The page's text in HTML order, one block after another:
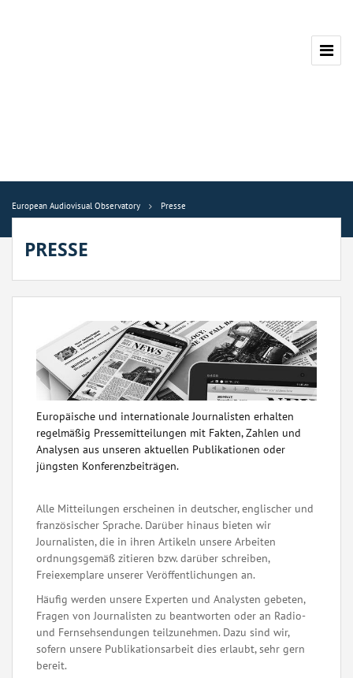
European Audiovisual Observatory Presse
PRESSE
Europäische und internationale Journalisten erhalten
regelmäßig Pressemitteilungen mit Fakten, Zahlen und
Analysen aus unseren aktuellen Publikationen oder
jüngsten Konferenzbeiträgen.
Alle Mitteilungen erscheinen in deutscher, englischer und
französischer Sprache. Darüber hinaus bieten wir
Journalisten, die in ihren Artikeln unsere Arbeiten
ordnungsgemäß zitieren bzw. darüber schreiben,
Freiexemplare unserer Veröffentlichungen an.
Häufig werden unsere Experten und Analysten gebeten,
Fragen von Journalisten zu beantworten oder an Radio-
und Fernsehsendungen teilzunehmen. Dazu sind wir,
sofern unsere Publikationsarbeit dies erlaubt, sehr gern
bereit.